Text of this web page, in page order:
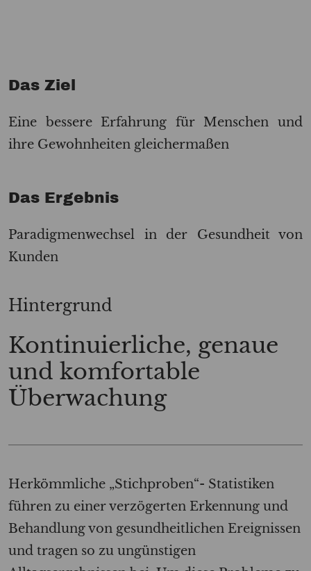
Das Ziel
Eine bessere Erfahrung für Menschen und
ihre Gewohnheiten gleichermaßen
Das Ergebnis
Paradigmenwechsel in der Gesundheit von
Kunden
Hintergrund
Kontinuierliche, genaue
und komfortable
Überwachung
Herkömmliche „Stichproben“- Statistiken
führen zu einer verzögerten Erkennung und
Behandlung von gesundheitlichen Ereignissen
und tragen so zu ungünstigen